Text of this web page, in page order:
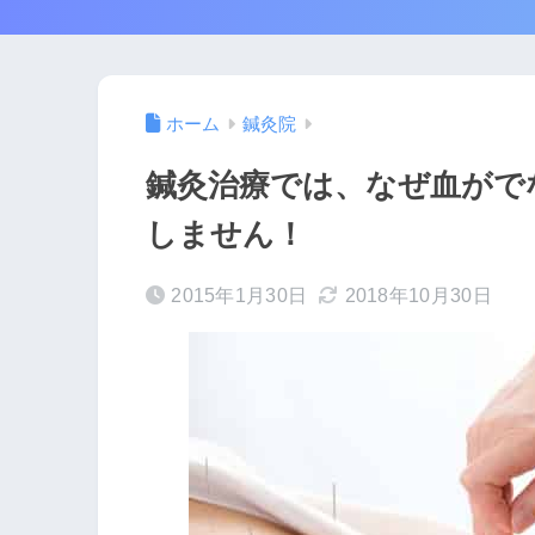
ホーム 鍼灸院
鍼灸治療では、なぜ血が
しません！
2015年1月30日 2018年10月30日